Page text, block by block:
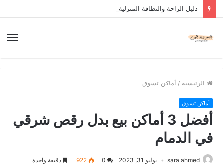
دليل الراحة والنظافة المنزلية
الرئيسية / أماكن تسوق
أماكن تسوق
أفضل 3 أماكن بيع بدل رقص شرقي
في الدمام
sara ahmed يوليو 31, 2023 922 دقيقة واحدة